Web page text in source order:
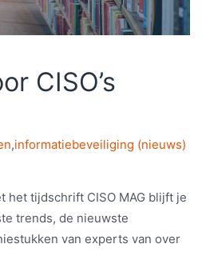
CISO’s
,informatiebeveiliging (nieuws)
het tijdschrift CISO MAG blijft je
trends, de nieuwste
van experts van over